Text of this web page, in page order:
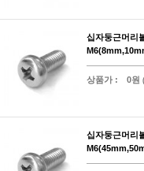
십자둥근머리
상품가 : 0원
십자둥근머리